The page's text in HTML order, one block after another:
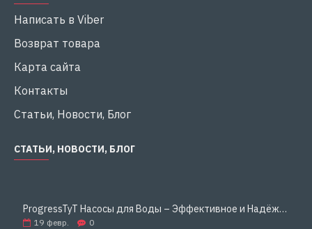
Написать в Viber
Возврат товара
Карта сайта
Контакты
Статьи, Новости, Блог
СТАТЬИ, НОВОСТИ, БЛОГ
ProgressTyT Насосы для Воды – Эффективное и Надёжное Решение для Дома и Бизнеса
19 февр. 0